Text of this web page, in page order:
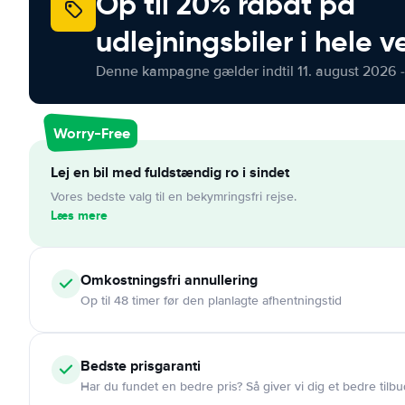
udlejningsbiler i hele
Denne kampagne gælder indtil 11. august 2026
Worry-Free
Lej en bil med fuldstændig ro i sindet
Vores bedste valg til en bekymringsfri rejse.
Læs mere
Omkostningsfri annullering
Op til 48 timer før den planlagte afhentningstid
Bedste prisgaranti
Har du fundet en bedre pris? Så giver vi dig et bedre